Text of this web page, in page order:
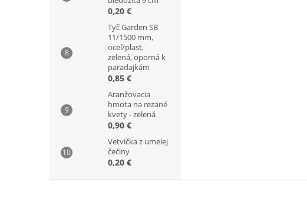
0,20 €
Tyč Garden SB
11/1500 mm,
oceľ/plast,
zelená, oporná k
paradajkám
0,85 €
Aranžovacia
hmota na rezané
kvety - zelená
0,90 €
Vetvička z umelej
čečiny
0,20 €